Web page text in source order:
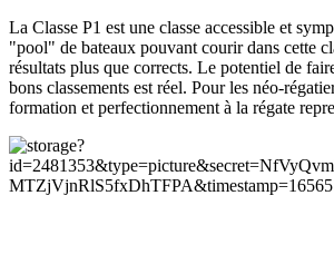
La Classe P1 est une classe accessible et
"pool" de bateaux pouvant courir dans cette
résultats plus que corrects. Le potentiel de
bons classements est réel. Pour les néo-
formation et perfectionnement à la régate